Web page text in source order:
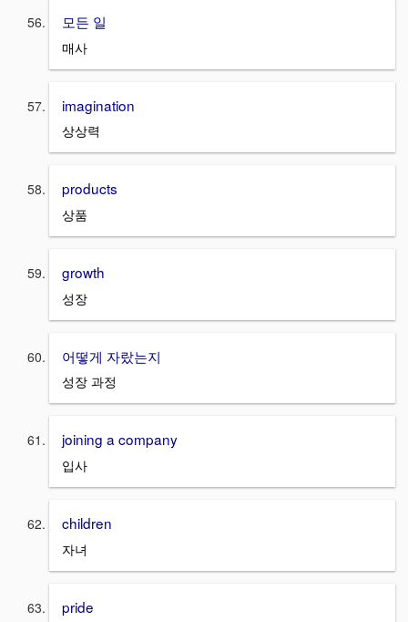
모든 일
매사
imagination
상상력
products
상품
growth
성장
어떻게 자랐는지
성장 과정
joining a company
입사
children
자녀
pride